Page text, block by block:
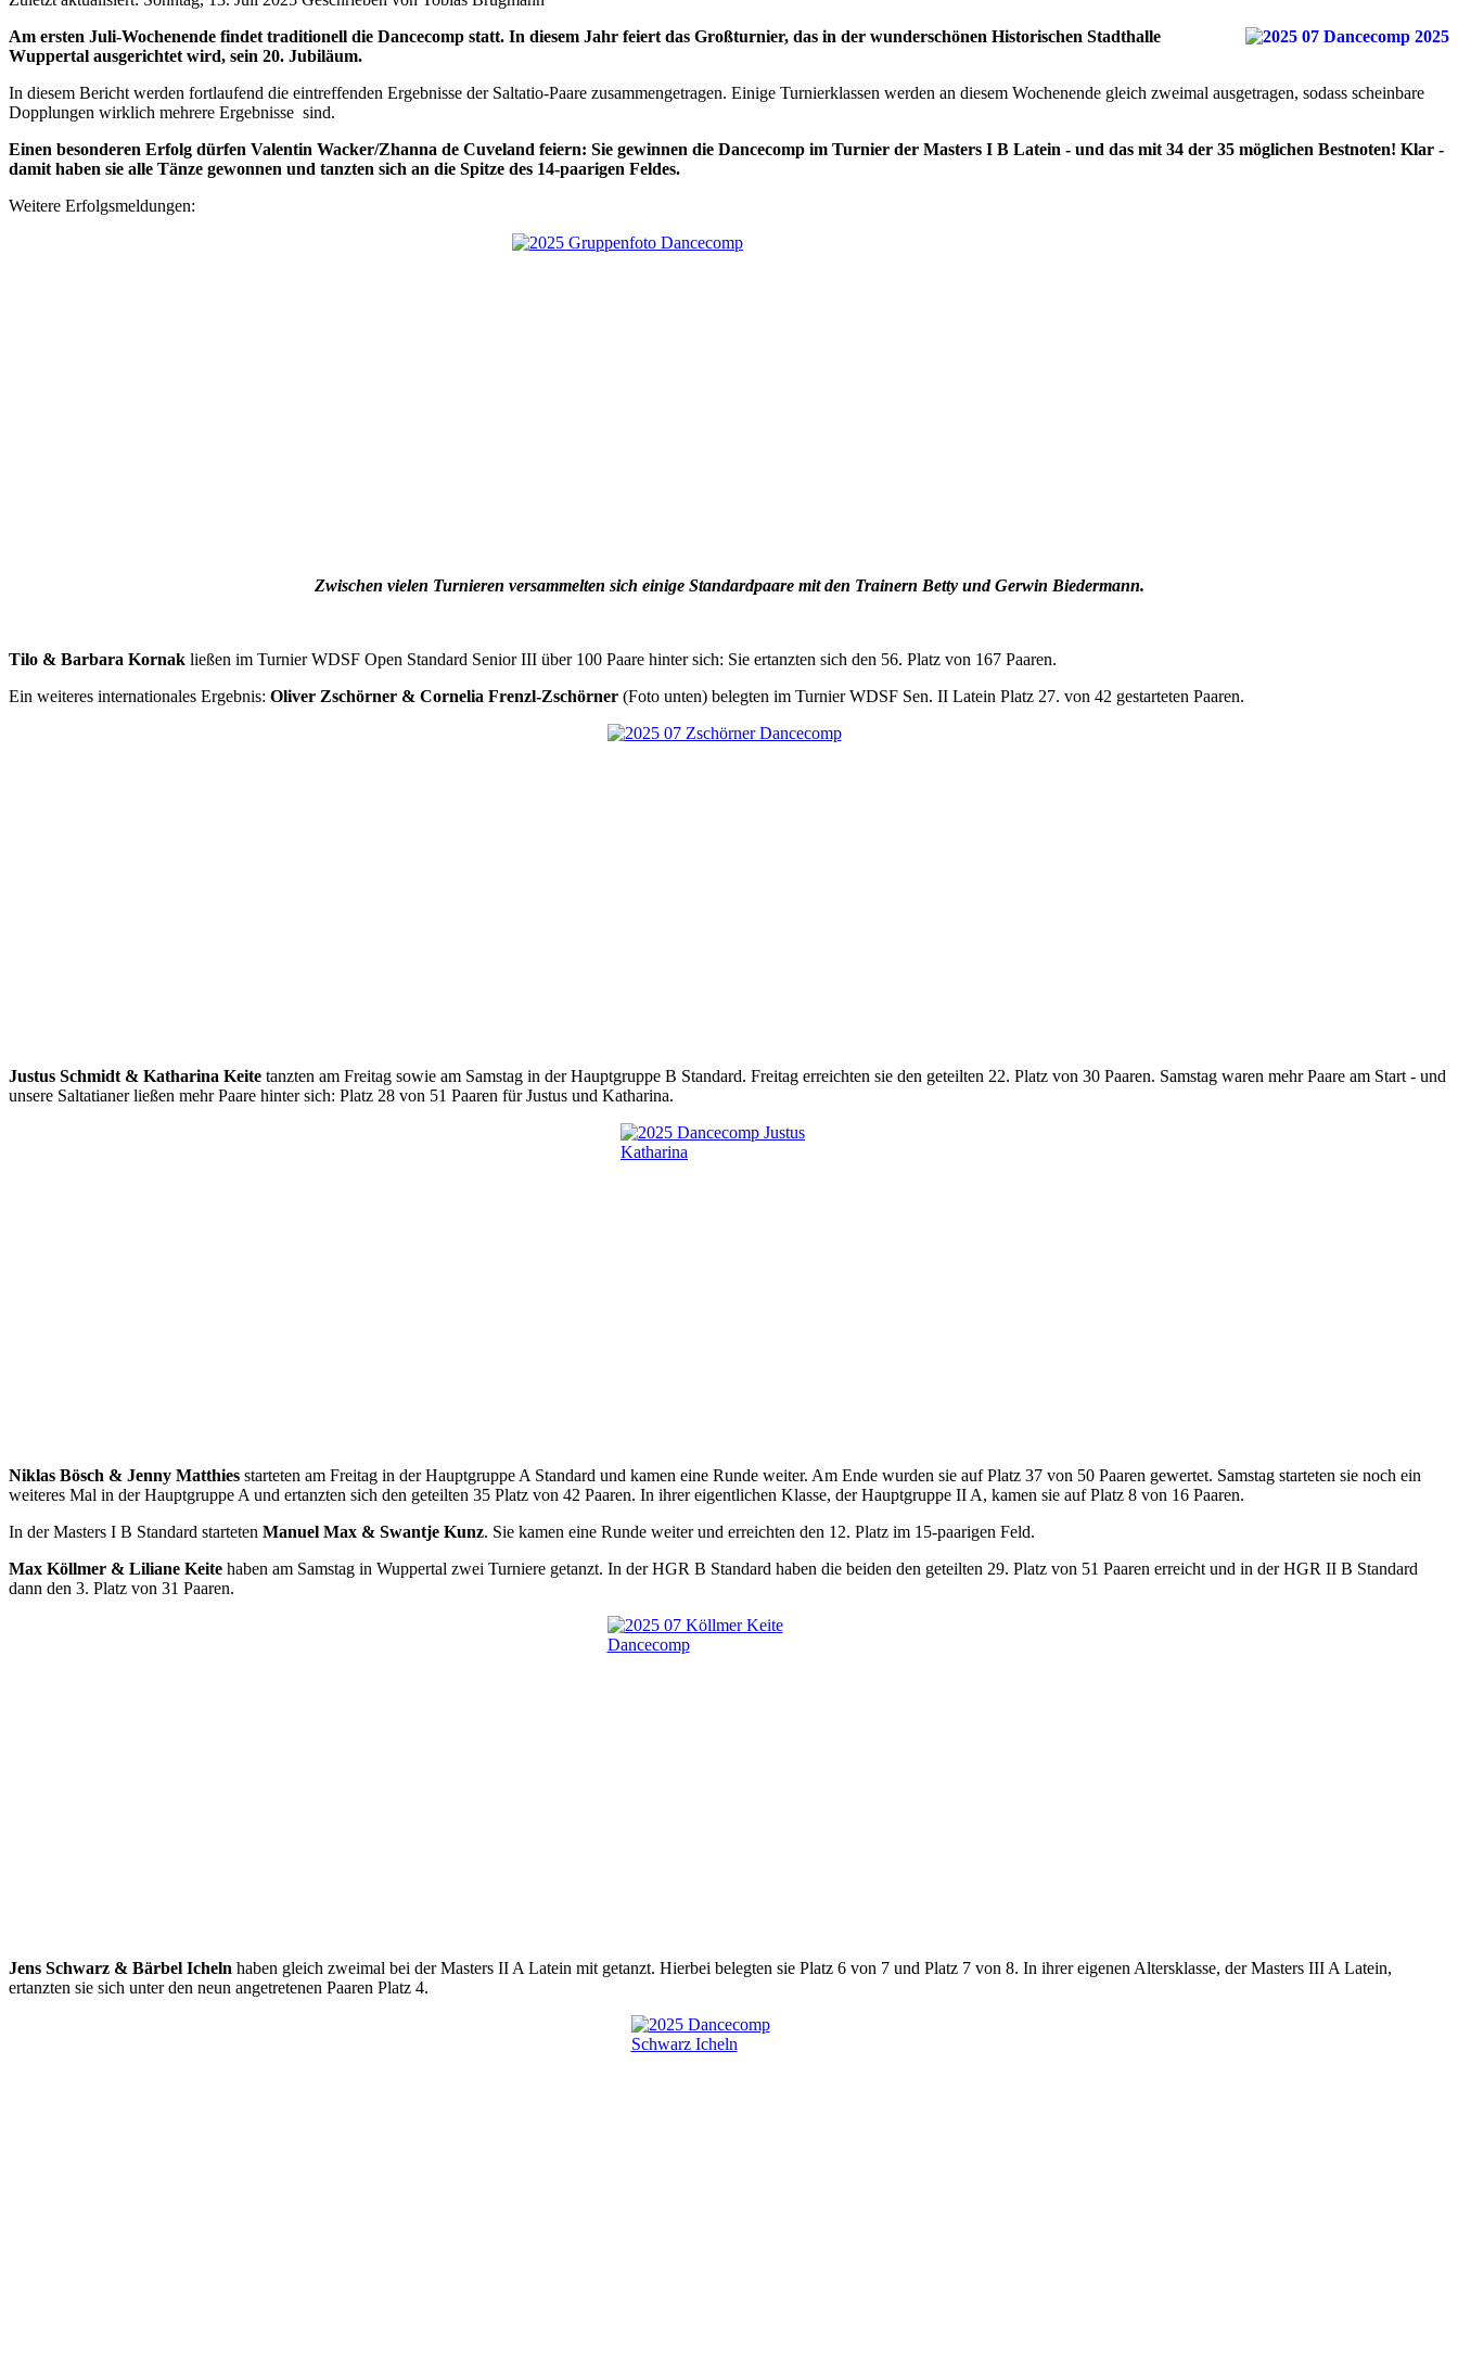
Am ersten Juli-Wochenende findet traditionell die Dancecomp statt. In diesem Jahr feiert das Großturnier, das in der wunderschönen Historischen Stadthalle
Wuppertal ausgerichtet wird, sein 20. Jubiläum.
In diesem Bericht werden fortlaufend die eintreffenden Ergebnisse der Saltatio-Paare zusammengetragen. Einige Turnierklassen werden an diesem Wochenende gleich zweimal ausgetragen, sodass scheinbare
Dopplungen wirklich mehrere Ergebnisse sind.
Einen besonderen Erfolg dürfen Valentin Wacker/Zhanna de Cuveland feiern: Sie gewinnen die Dancecomp im Turnier der Masters I B Latein - und das mit 34 der 35 möglichen Bestnoten! Klar -
damit haben sie alle Tänze gewonnen und tanzten sich an die Spitze des 14-paarigen Feldes.
Weitere Erfolgsmeldungen:
Zwischen vielen Turnieren versammelten sich einige Standardpaare mit den Trainern Betty und Gerwin Biedermann.
Tilo & Barbara Kornak ließen im Turnier WDSF Open Standard Senior III über 100 Paare hinter sich: Sie ertanzten sich den 56. Platz von 167 Paaren.
Ein weiteres internationales Ergebnis: Oliver Zschörner & Cornelia Frenzl-Zschörner (Foto unten) belegten im Turnier WDSF Sen. II Latein Platz 27. von 42 gestarteten Paaren.
Justus Schmidt & Katharina Keite tanzten am Freitag sowie am Samstag in der Hauptgruppe B Standard. Freitag erreichten sie den geteilten 22. Platz von 30 Paaren. Samstag waren mehr Paare am Start - und
unsere Saltatianer ließen mehr Paare hinter sich: Platz 28 von 51 Paaren für Justus und Katharina.
Niklas Bösch & Jenny Matthies starteten am Freitag in der Hauptgruppe A Standard und kamen eine Runde weiter. Am Ende wurden sie auf Platz 37 von 50 Paaren gewertet. Samstag starteten sie noch ein
weiteres Mal in der Hauptgruppe A und ertanzten sich den geteilten 35 Platz von 42 Paaren. In ihrer eigentlichen Klasse, der Hauptgruppe II A, kamen sie auf Platz 8 von 16 Paaren.
In der Masters I B Standard starteten Manuel Max & Swantje Kunz. Sie kamen eine Runde weiter und erreichten den 12. Platz im 15-paarigen Feld.
Max Köllmer & Liliane Keite haben am Samstag in Wuppertal zwei Turniere getanzt. In der HGR B Standard haben die beiden den geteilten 29. Platz von 51 Paaren erreicht und in der HGR II B Standard
dann den 3. Platz von 31 Paaren.
Jens Schwarz & Bärbel Icheln haben gleich zweimal bei der Masters II A Latein mit getanzt. Hierbei belegten sie Platz 6 von 7 und Platz 7 von 8. In ihrer eigenen Altersklasse, der Masters III A Latein,
ertanzten sie sich unter den neun angetretenen Paaren Platz 4.